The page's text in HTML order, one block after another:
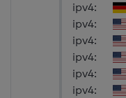
ipv4:
ipv4:
ipv4:
ipv4:
ipv4:
ipv4: